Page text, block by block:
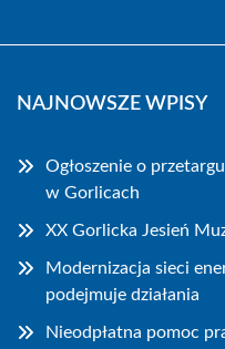
NAJNOWSZE WPISY
Ogłoszenie o
w Gorlicach
XX Gorlicka Jesień
Modernizacja sieci
podejmuje działania
Nieodpłatna pomoc